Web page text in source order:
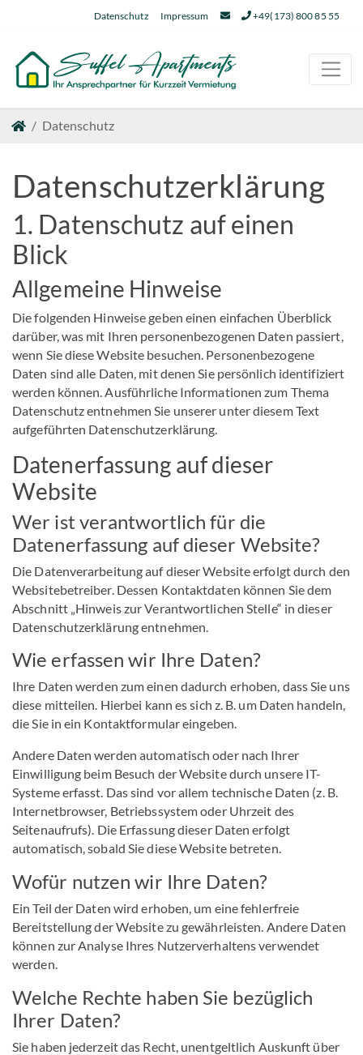
Datenschutz Impressum +49(173) 800 85 55
Datenschutz
Datenschutz­erklärung
1. Datenschutz auf einen
Blick
Allgemeine Hinweise
Die folgenden Hinweise geben einen einfachen Überblick
darüber, was mit Ihren personenbezogenen Daten passiert,
wenn Sie diese Website besuchen. Personenbezogene
Daten sind alle Daten, mit denen Sie persönlich identifiziert
werden können. Ausführliche Informationen zum Thema
Datenschutz entnehmen Sie unserer unter diesem Text
aufgeführten Datenschutzerklärung.
Datenerfassung auf dieser
Website
Wer ist verantwortlich für die
Datenerfassung auf dieser Website?
Die Datenverarbeitung auf dieser Website erfolgt durch den
Websitebetreiber. Dessen Kontaktdaten können Sie dem
Abschnitt „Hinweis zur Verantwortlichen Stelle“ in dieser
Datenschutzerklärung entnehmen.
Wie erfassen wir Ihre Daten?
Ihre Daten werden zum einen dadurch erhoben, dass Sie uns
diese mitteilen. Hierbei kann es sich z. B. um Daten handeln,
die Sie in ein Kontaktformular eingeben.
Andere Daten werden automatisch oder nach Ihrer
Einwilligung beim Besuch der Website durch unsere IT-
Systeme erfasst. Das sind vor allem technische Daten (z. B.
Internetbrowser, Betriebssystem oder Uhrzeit des
Seitenaufrufs). Die Erfassung dieser Daten erfolgt
automatisch, sobald Sie diese Website betreten.
Wofür nutzen wir Ihre Daten?
Ein Teil der Daten wird erhoben, um eine fehlerfreie
Bereitstellung der Website zu gewährleisten. Andere Daten
können zur Analyse Ihres Nutzerverhaltens verwendet
werden.
Welche Rechte haben Sie bezüglich
Ihrer Daten?
Sie haben jederzeit das Recht, unentgeltlich Auskunft über